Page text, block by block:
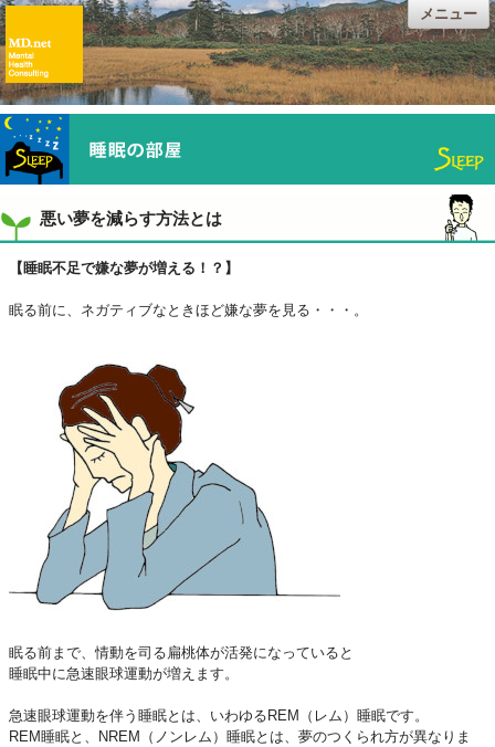
メニュー
悪い夢を減らす方法とは
【睡眠不足で嫌な夢が増える！？】
眠る前に、ネガティブなときほど嫌な夢を見る・・・。
眠る前まで、情動を司る扁桃体が活発になっていると
睡眠中に急速眼球運動が増えます。
急速眼球運動を伴う睡眠とは、いわゆるREM（レム）睡眠です。
REM睡眠と、NREM（ノンレム）睡眠とは、夢のつくられ方が異なりま